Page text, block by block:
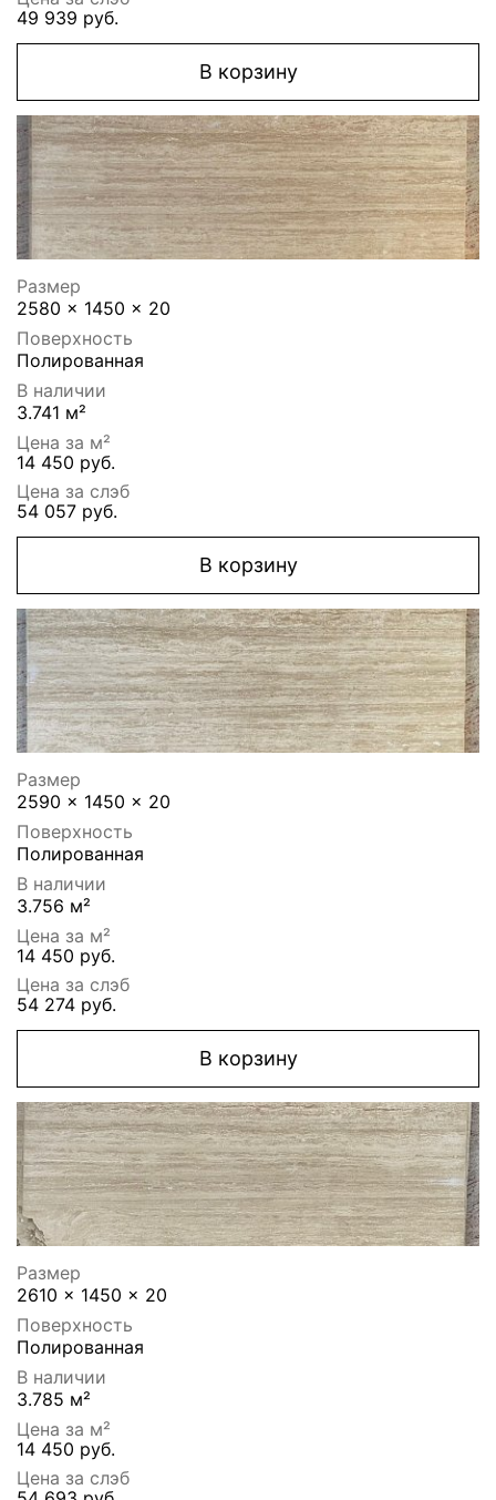
49 939 руб.
В корзину
Размер
2580 x 1450 x 20
Поверхность
Полированная
В наличии
3.741 м²
Цена за м²
14 450 руб.
Цена за слэб
54 057 руб.
В корзину
Размер
2590 x 1450 x 20
Поверхность
Полированная
В наличии
3.756 м²
Цена за м²
14 450 руб.
Цена за слэб
54 274 руб.
В корзину
Размер
2610 x 1450 x 20
Поверхность
Полированная
В наличии
3.785 м²
Цена за м²
14 450 руб.
Цена за слэб